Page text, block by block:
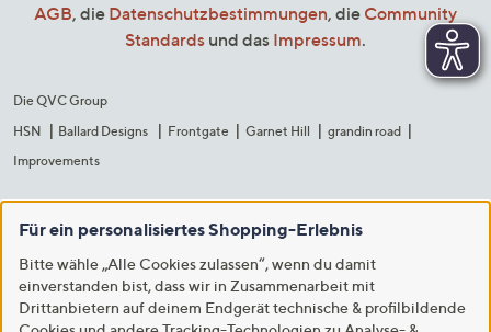
AGB, die Datenschutzbestimmungen, die Community
Standards und das Impressum.
Die QVC Group
HSN
Ballard Designs Frontgate Garnet Hill
grandin road
Improvements
Für ein personalisiertes Shopping-Erlebnis
Bitte wähle „Alle Cookies zulassen“, wenn du damit
einverstanden bist, dass wir in Zusammenarbeit mit
Drittanbietern auf deinem Endgerät technische & profilbildende